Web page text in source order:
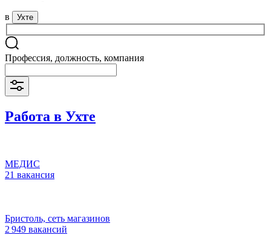
в Ухте
Профессия, должность, компания
Работа в Ухте
МЕДИС
21 вакансия
Бристоль, сеть магазинов
2 949 вакансий